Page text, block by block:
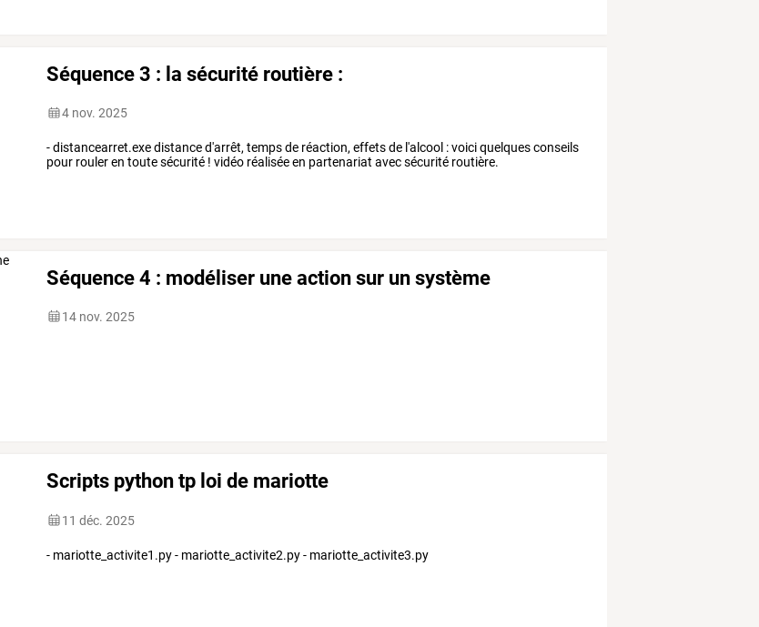
Séquence 3 : la sécurité routière :
4 nov. 2025
- distancearret.exe distance d'arrêt, temps de réaction, effets de l'alcool : voici quelques conseils
pour rouler en toute sécurité ! vidéo réalisée en partenariat avec sécurité routière.
Séquence 4 : modéliser une action sur un système
14 nov. 2025
Scripts python tp loi de mariotte
11 déc. 2025
- mariotte_activite1.py - mariotte_activite2.py - mariotte_activite3.py